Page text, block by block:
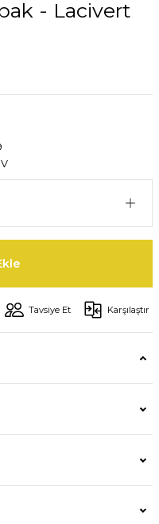
- Lacivert
Tavsiye Et Karşılaştır